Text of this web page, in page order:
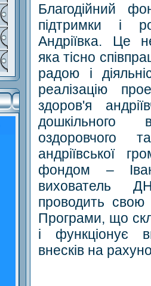
Благодійний
підтримки і
Андріївка. Це
яка тісно
радою і
реалізацію
здоров'я
дошкільного
оздоровчого
андріївської
фондом –
вихователь
проводить свою
Програми, що
і функціонує
внесків на